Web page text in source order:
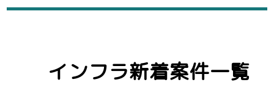
インフラ新着案件一覧